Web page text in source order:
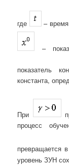
где –
–
показатель
константа,
При
процесс
превращается
уровень ЗУН